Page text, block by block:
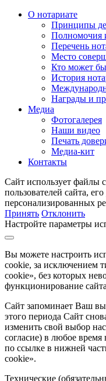
О нотариате
Принципы
Полномочия
Перечень
Место
Кто может
История
Награды и
Медиа
Фотогалерея
Наши видео
Печать
Медиа-кит
Контакты
Сайт использует файлы
пользователей сайта,
персонализированных
Принять Отклонить
Настройте параметры
Вы можете настроить
cookie, за исключением
cookie», без которых
функционирование
Сайт запоминает Ваш
этого периода Сайт
изменить свой выбор
согласие) в любое время
по ссылке в нижней
cookie».
Технические